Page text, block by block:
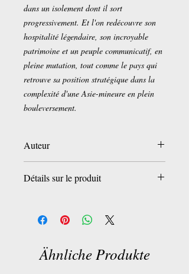
dans un isolement dont il sort
progressivement. Et l'on redécouvre son
hospitalité légendaire, son incroyable
patrimoine et un peuple communicatif, en
pleine mutation, tout comme le pays qui
retrouve sa position stratégique dans la
complexité d'une Asie-mineure en plein
bouleversement.
Auteur
Détails sur le produit
Editeur : Georama (23 novembre 2016)
Collection :Un regard sur notre monde
ISBN-10:2915002894
Ähnliche Produkte